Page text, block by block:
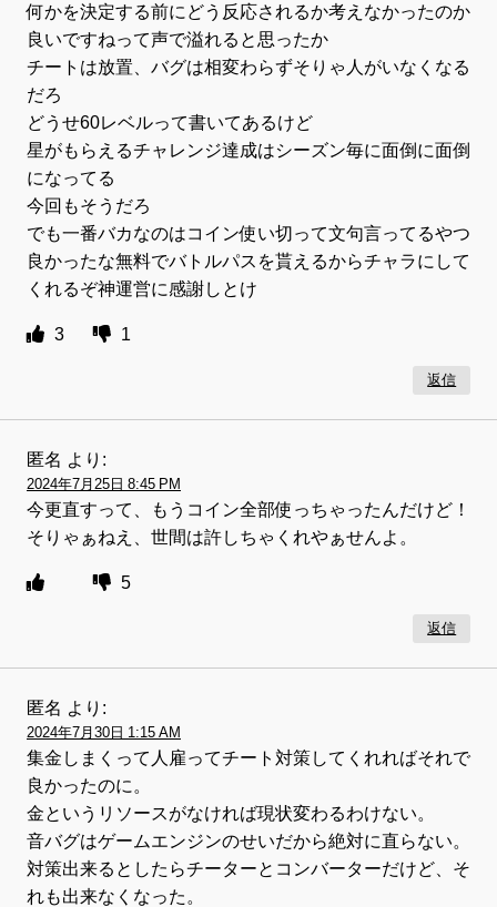
何かを決定する前にどう反応されるか考えなかったのか
良いですねって声で溢れると思ったか
チートは放置、バグは相変わらずそりゃ人がいなくなる
だろ
どうせ60レベルって書いてあるけど
星がもらえるチャレンジ達成はシーズン毎に面倒に面倒
になってる
今回もそうだろ
でも一番バカなのはコイン使い切って文句言ってるやつ
良かったな無料でバトルパスを貰えるからチャラにして
くれるぞ神運営に感謝しとけ
3 1
返信
匿名 より:
2024年7月25日 8:45 PM
今更直すって、もうコイン全部使っちゃったんだけど！
そりゃぁねえ、世間は許しちゃくれやぁせんよ。
5
返信
匿名 より:
2024年7月30日 1:15 AM
集金しまくって人雇ってチート対策してくれればそれで
良かったのに。
金というリソースがなければ現状変わるわけない。
音バグはゲームエンジンのせいだから絶対に直らない。
対策出来るとしたらチーターとコンバーターだけど、そ
れも出来なくなった。